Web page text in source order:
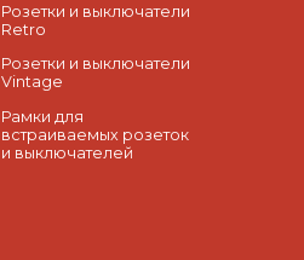
Розетки и выключатели
Retro
Розетки и выключатели
Vintage
Рамки для
встраиваемых розеток
и выключателей